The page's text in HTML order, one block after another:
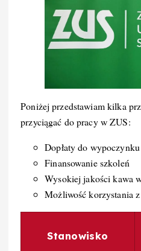
Poniżej przedstawiam kilka
przyciągać do pracy w ZUS:
Dopłaty do wypoczynku
Finansowanie szkoleń
Wysokiej jakości kawa
Możliwość korzystania
Stanowisko